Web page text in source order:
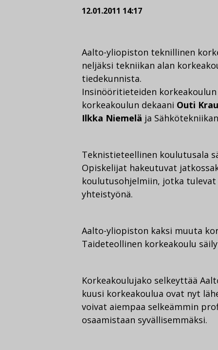
12.01.2011 14:17
Aalto-yliopiston teknillinen
neljäksi tekniikan alan
tiedekunnista.
Insinööritieteiden korkeakoulun
korkeakoulun dekaani Outi
Ilkka Niemelä ja
Teknistieteellinen koulutusala
Opiskelijat hakeutuvat
koulutusohjelmiin, jotka
yhteistyönä.
Aalto-yliopiston kaksi muuta
Taideteollinen korkeakoulu
Korkeakoulujako selkeyttää
kuusi korkeakoulua ovat nyt
voivat aiempaa selkeämmin
osaamistaan syvällisemmäksi.